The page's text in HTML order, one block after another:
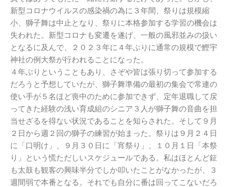
新型コロナウイルスの感染禍の為に３年間、祭りは規模縮
小、獅子舞は中止となり、祭りに本格参加する学習の機会は
失われた。新型コロナも変遷を遂げ、一般の風邪並みの扱い
となるに及んで、２０２３年に４年ぶりに通常の規模で鰹宇
神社の例大祭が行われることになった。
４年ぶりということもあり、さぞや皆は張り切って参加する
だろうと予想していたが、獅子舞準備の最初の集会で常連の
使い手が５名ほど喪中のために参加できず、定年退職して戻
ってきた経験の浅い育成組のシニア３人が獅子舞の音曲を担
当せざるを得ない状況であることを知らされた。そして９月
２日から週２回の獅子の練習が始まった。祭りは９月２４日
に「口明け」、９月３０日に「宵祭り」、１０月１日「本祭
り」という慌ただしいスケジュールである。私はほとんど鉦
も太鼓も観客の興味半分でしか叩いたことがなかったが、３
週間弱で本番となる。それでも自分に番は回ってこないだろ